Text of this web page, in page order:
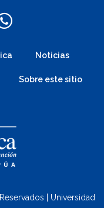
Noticias
Sobre este sitio
| Universidad